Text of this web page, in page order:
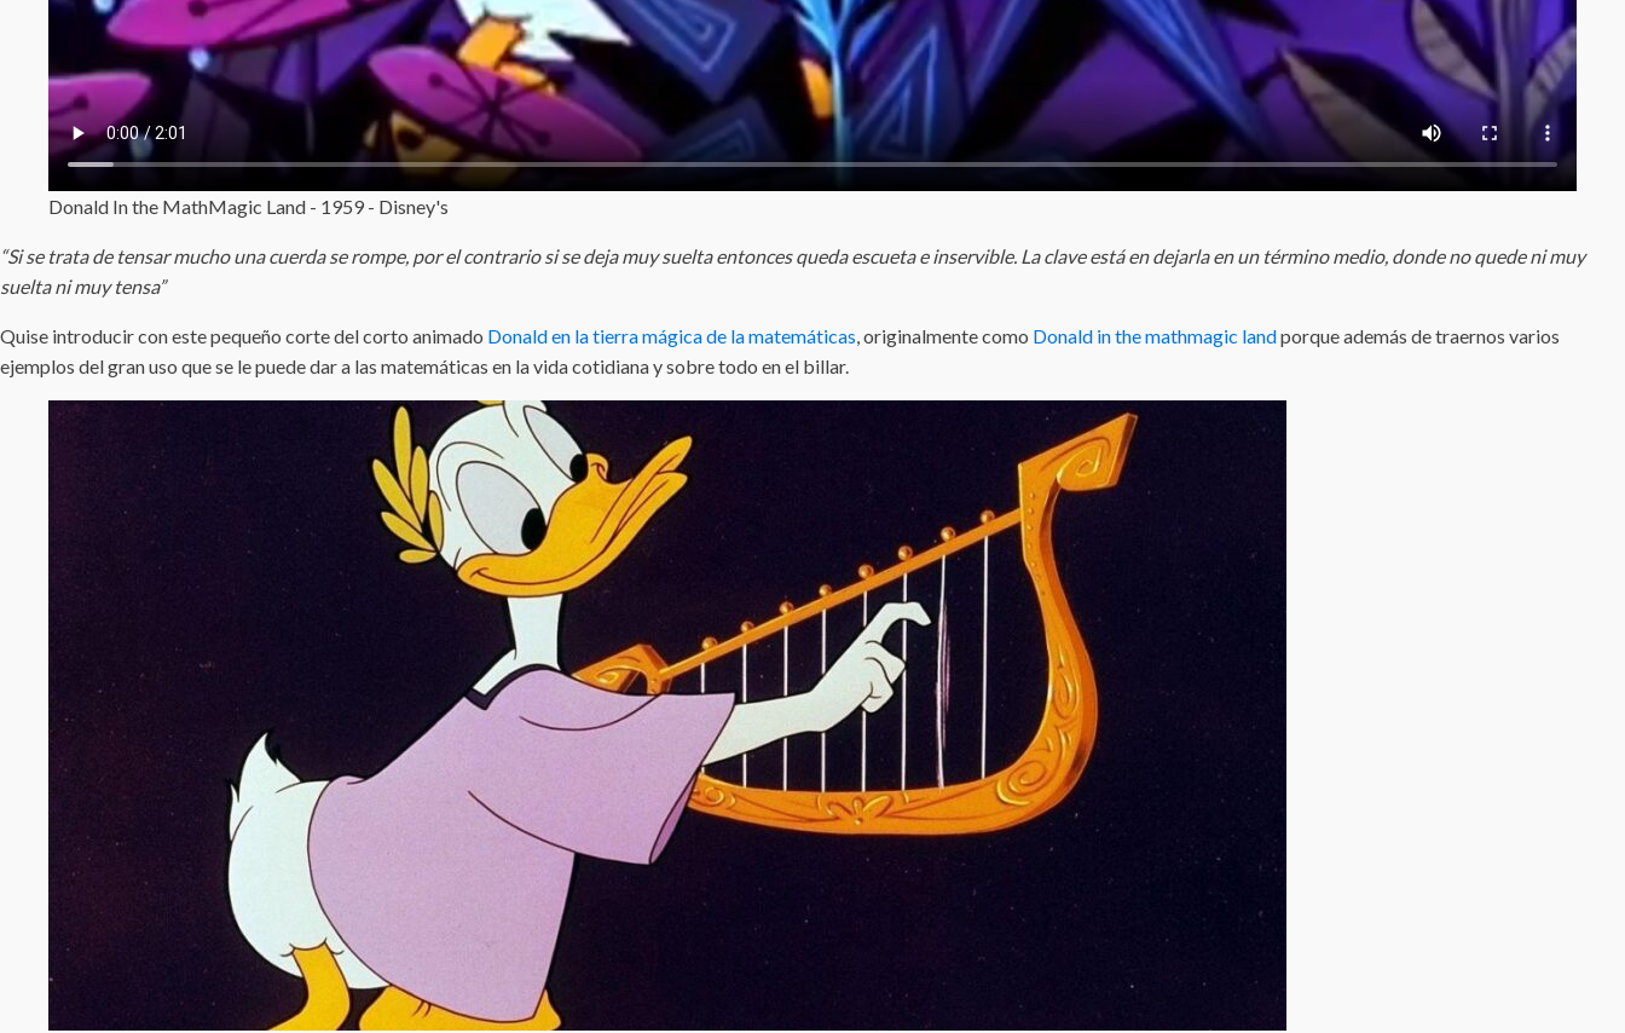
Donald In the MathMagic Land - 1959 - Disney's
“Si se trata de tensar mucho una cuerda se rompe, por el contrario si se deja muy suelta entonces queda escueta e inservible. La clave está en dejarla en un término medio, donde no quede ni muy
suelta ni muy tensa”
Quise introducir con este pequeño corte del corto animado Donald en la tierra mágica de la matemáticas, originalmente como Donald in the mathmagic landporque además de traernos varios
ejemplos del gran uso que se le puede dar a las matemáticas en la vida cotidiana y sobre todo en el billar.